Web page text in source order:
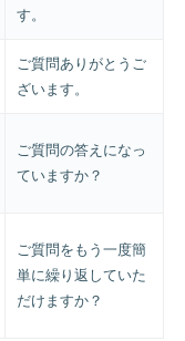
す。
ご質問ありがとうご
ざいます。
ご質問の答えになっ
ていますか？
ご質問をもう一度簡
単に繰り返していた
だけますか？